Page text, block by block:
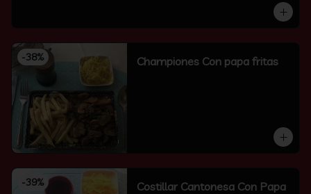
-38% Championes Con papa fritas
-39%
Costillar Cantonesa Con Papa